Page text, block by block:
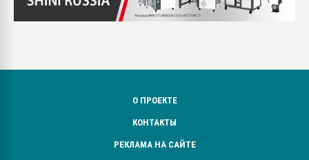
О ПРОЕКТЕ
КОНТАКТЫ
РЕКЛАМА НА САЙТЕ